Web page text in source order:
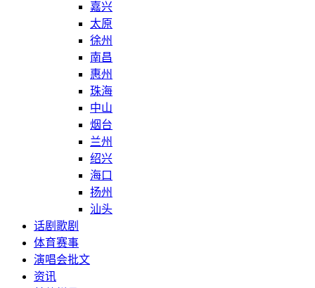
嘉兴
太原
徐州
南昌
惠州
珠海
中山
烟台
兰州
绍兴
海口
扬州
汕头
话剧歌剧
体育赛事
演唱会批文
资讯